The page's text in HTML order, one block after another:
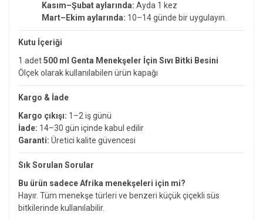
Kasım–Şubat aylarında: Ayda 1 kez
Mart–Ekim aylarında: 10–14 günde bir uygulayın.
Kutu İçeriği
1 adet500 ml Genta Menekşeler İçin Sıvı Bitki Besini
Ölçek olarak kullanılabilen ürün kapağı
Kargo & İade
Kargo çıkışı: 1–2 iş günü
İade: 14–30 gün içinde kabul edilir
Garanti: Üretici kalite güvencesi
Sık Sorulan Sorular
Bu ürün sadece Afrika menekşeleri için mi?
Hayır. Tüm menekşe türleri ve benzeri küçük çiçekli süs
bitkilerinde kullanılabilir.